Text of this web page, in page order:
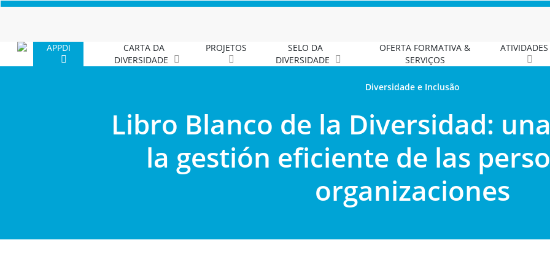
Skip
main
content
APPDI
CARTA DA
DIVERSIDADE
PROJETOS
SELO DA
DIVERSIDADE
OFERTA FORMATIVA &
SERVIÇOS
ATIVIDADES
Diversidade e Inclusão
Libro Blanco de la Diversidad:
la gestión eficiente de las
organizaciones